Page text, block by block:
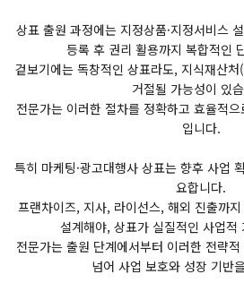
상표 출원 과정에는 지정상품·지정서비스
등록 후 권리 활용까지 복합적인
겉보기에는 독창적인 상표라도, 지식재산
거절될 가능성이 있
전문가는 이러한 절차를 정확하고 효율적
입니다.
특히 마케팅·광고대행사 상표는 향후 사업
요합니다.
프랜차이즈, 지사, 라이선스, 해외 진출까
설계해야, 상표가 실질적인 사업적
전문가는 출원 단계에서부터 이러한 전략
넘어 사업 보호와 성장 기반